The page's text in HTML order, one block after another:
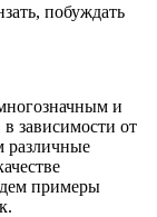
побуждать
и
в зависимости от
различные
примеры